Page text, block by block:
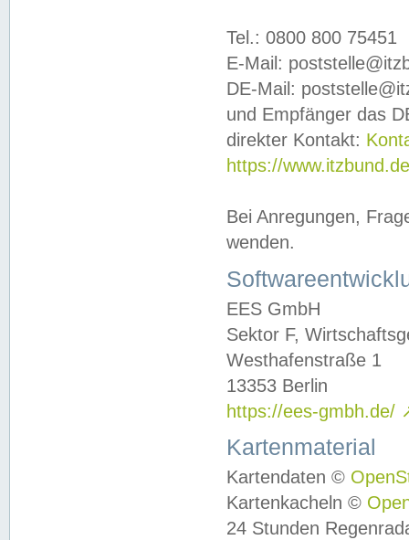
Tel.: 0800 800 75451
E-Mail:
DE-Mail:
und Empfänger das
direkter Kontakt:
https://
Bei Anregungen,
wenden.
EES GmbH
Sektor F,
Westhafenstraße 1
13353 Berlin
https://ees-gmbh.de/
Kartenmaterial
Kartendaten ©
Kartenkacheln ©
24 Stunden